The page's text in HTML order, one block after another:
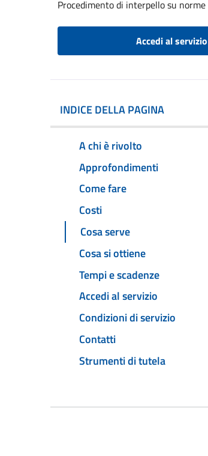
Procedimento di interpello su
Accedi al servizio
INDICE DELLA PAGINA
A chi è rivolto
Approfondimenti
Come fare
Costi
Cosa serve
Cosa si ottiene
Tempi e scadenze
Accedi al servizio
Condizioni di servizio
Contatti
Strumenti di tutela